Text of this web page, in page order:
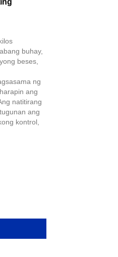
buhay,
beses,
ng
ang
natitirang
ang
kontrol,